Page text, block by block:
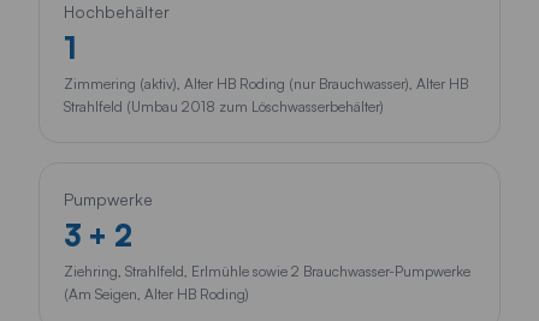
Hochbehälter
1
Zimmering (aktiv), Alter HB Roding (nur Brauchwasser), Alter HB
Strahlfeld (Umbau 2018 zum Löschwasserbehälter)
Pumpwerke
3 + 2
Ziehring, Strahlfeld, Erlmühle sowie 2 Brauchwasser-Pumpwerke
(Am Seigen, Alter HB Roding)